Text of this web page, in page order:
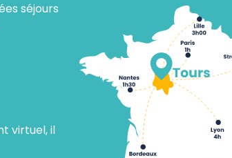
séjours
virtuel, il